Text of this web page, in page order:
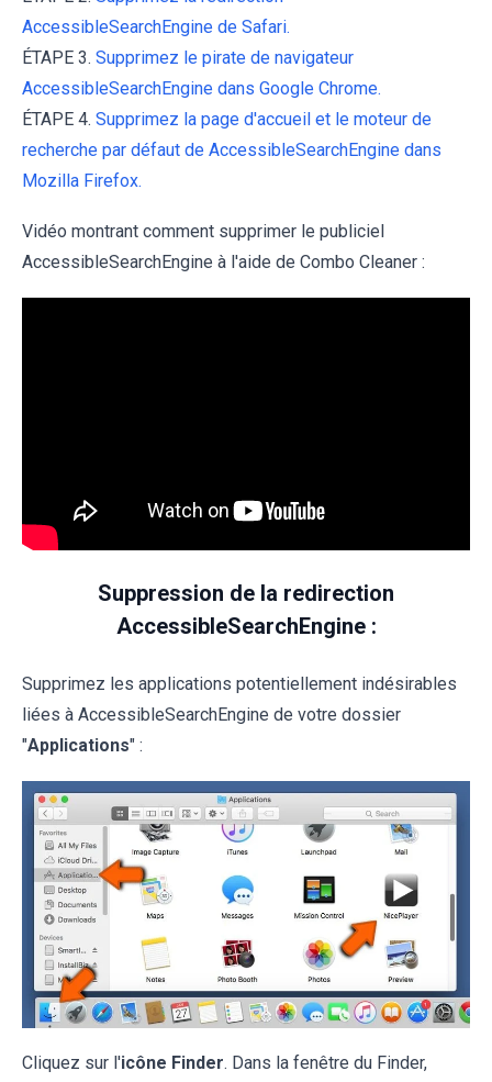
AccessibleSearchEngine de Safari.
ÉTAPE 3. Supprimez le pirate de navigateur
AccessibleSearchEngine dans Google Chrome.
ÉTAPE 4. Supprimez la page d'accueil et le moteur de
recherche par défaut de AccessibleSearchEngine dans
Mozilla Firefox.
Vidéo montrant comment supprimer le publiciel
AccessibleSearchEngine à l'aide de Combo Cleaner :
Suppression de la redirection
AccessibleSearchEngine :
Supprimez les applications potentiellement indésirables
liées à AccessibleSearchEngine de votre dossier
"Applications" :
Cliquez sur l'icône Finder. Dans la fenêtre du Finder,